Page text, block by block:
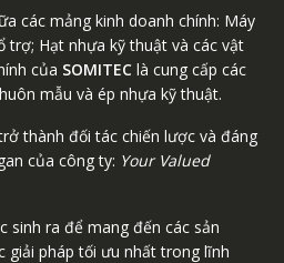
các mảng kinh doanh chính: Máy
trợ; Hạt nhựa kỹ thuật và các vật
của SOMITEClà cung cấp các
mẫu và ép nhựa kỹ thuật.
thành đối tác chiến lược và đáng
của công ty: Your Valued
sinh ra để mang đến các sản
giải pháp tối ưu nhất trong lĩnh